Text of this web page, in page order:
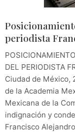
periodista
DEL PERIODISTA
Ciudad de
de la Academia
Mexicana de la
indignación y
Francisco